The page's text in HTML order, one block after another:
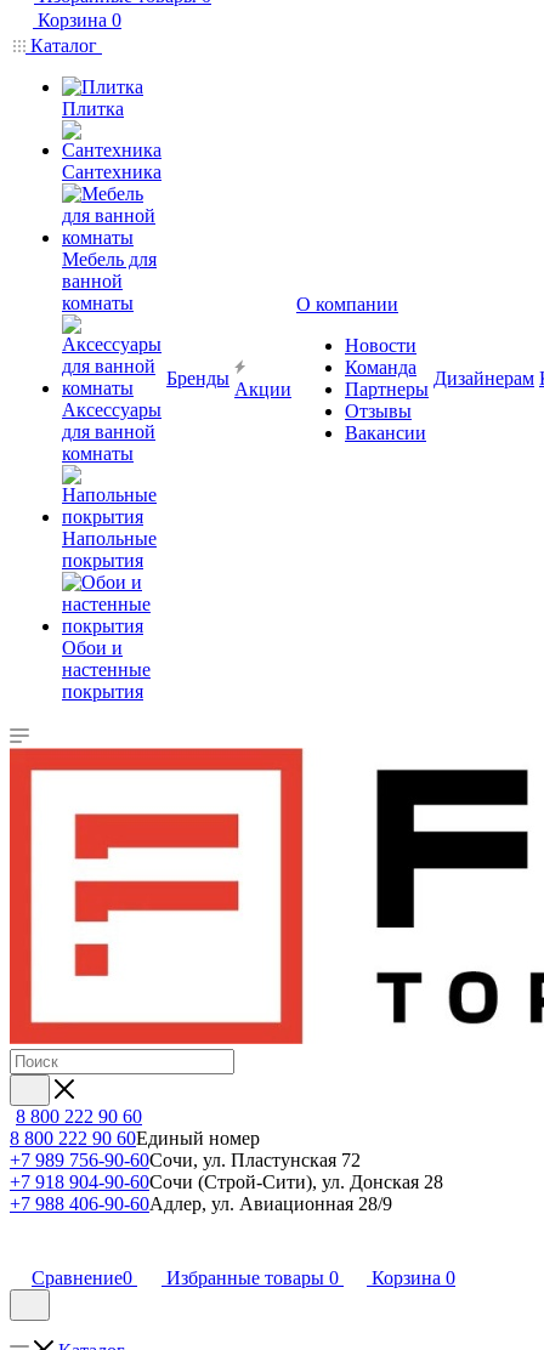
Корзина 0
Каталог
Плитка
Сантехника
Мебель для
ванной
комнаты
Аксессуары
для ванной
комнаты
Напольные
покрытия
Обои и
настенные
покрытия
Бренды
Акции
О компании
Новости
Команда
Партнеры
Отзывы
Вакансии
Дизайнерам
8 800 222 90 60
8 800 222 90 60Единый номер
+7 989 756-90-60Сочи, ул. Пластунская 72
+7 918 904-90-60Сочи (Строй-Сити), ул. Донская 28
+7 988 406-90-60Адлер, ул. Авиационная 28/9
Сравнение0 Избранные товары 0 Корзина 0